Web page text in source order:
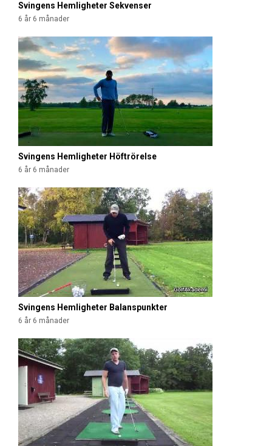
Svingens Hemligheter Sekvenser
6 år 6 månader
Svingens Hemligheter Höftrörelse
6 år 6 månader
Svingens Hemligheter Balanspunkter
6 år 6 månader